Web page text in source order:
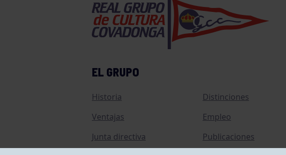
EL GRUPO
Historia
Distinciones
Ventajas
Empleo
Junta directiva
Publicaciones